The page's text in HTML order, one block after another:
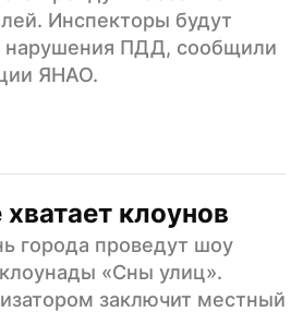
Инспекторы будут
нарушения ПДД, сообщили
ЯНАО.
клоунов
города проведут шоу
«Сны улиц».
заключит местный